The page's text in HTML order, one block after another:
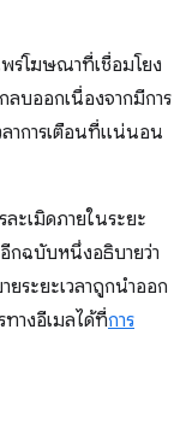
ร่โฆษณาที่เชื่อมโยง
ลบออกเนื่องจากมีการ
ลาการเตือนที่แน่นอน
ะเมิดภายในระยะ
อีกฉบับหนึ่งอธิบายว่า
ยระยะเวลาถูกนำออก
ทางอีเมลได้ที่การ